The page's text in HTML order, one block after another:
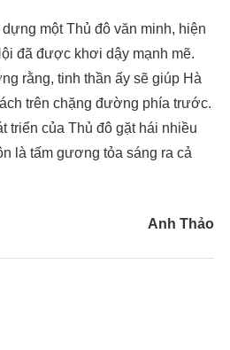
một Thủ đô văn minh, hiện
đã được khơi dậy mạnh mẽ.
rằng, tinh thần ấy sẽ giúp Hà
trên chặng đường phía trước.
triển của Thủ đô gặt hái nhiều
là tấm gương tỏa sáng ra cả
Anh Thảo